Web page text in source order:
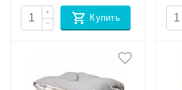
+
−
Купить